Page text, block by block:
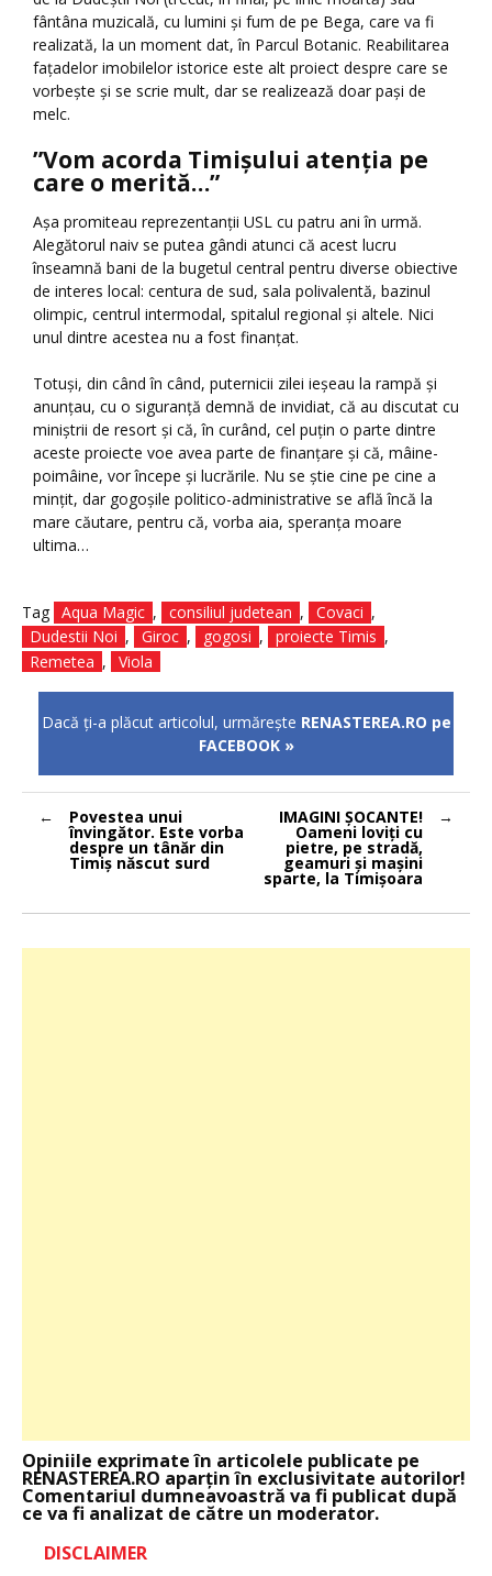
fântâna muzicală, cu lumini și fum de pe Bega, care va fi
realizată, la un moment dat, în Parcul Botanic. Reabilitarea
fațadelor imobilelor istorice este alt proiect despre care se
vorbește și se scrie mult, dar se realizează doar pași de
melc.
”Vom acorda Timișului atenția pe
care o merită…”
Așa promiteau reprezentanții USL cu patru ani în urmă.
Alegătorul naiv se putea gândi atunci că acest lucru
înseamnă bani de la bugetul central pentru diverse obiective
de interes local: centura de sud, sala polivalentă, bazinul
olimpic, centrul intermodal, spitalul regional și altele. Nici
unul dintre acestea nu a fost finanțat.
Totuși, din când în când, puternicii zilei ieșeau la rampă și
anunțau, cu o siguranță demnă de invidiat, că au discutat cu
miniștrii de resort și că, în curând, cel puțin o parte dintre
aceste proiecte voe avea parte de finanțare și că, mâine-
poimâine, vor începe și lucrările. Nu se știe cine pe cine a
mințit, dar gogoșile politico-administrative se află încă la
mare căutare, pentru că, vorba aia, speranța moare
ultima…
Tag Aqua Magic , consiliul judetean , Covaci ,
Dudestii Noi , Giroc , gogosi , proiecte Timis ,
Remetea , Viola
Dacă ţi-a plăcut articolul, urmăreşte RENASTEREA.RO pe
FACEBOOK »
Navigare
în
articole
Povestea unui
învingător. Este vorba
despre un tânăr din
Timiş născut surd
IMAGINI ŞOCANTE!
Oameni loviţi cu
pietre, pe stradă,
geamuri şi maşini
sparte, la Timişoara
Opiniile exprimate în articolele publicate pe
RENASTEREA.RO aparţin în exclusivitate autorilor!
Comentariul dumneavoastră va fi publicat după
ce va fi analizat de către un moderator.
DISCLAIMER